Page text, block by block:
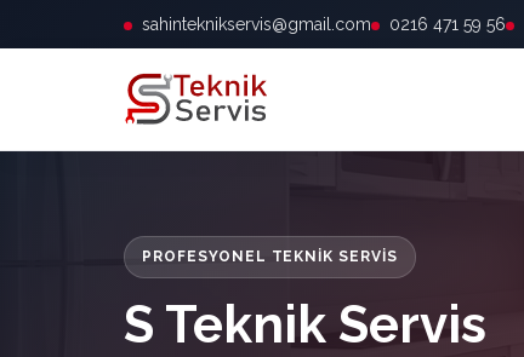
sahinteknikservis@gmail.com 0216 471 59 56
PROFESYONEL TEKNIK SERVIS
S Teknik Servis